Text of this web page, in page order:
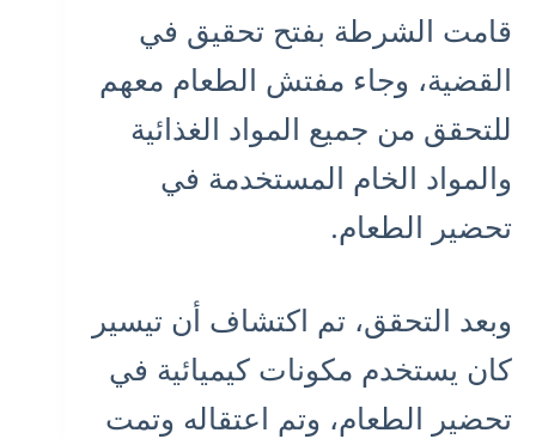
قامت الشرطة بفتح تحقيق في
القضية، وجاء مفتش الطعام معهم
للتحقق من جميع المواد الغذائية
والمواد الخام المستخدمة في
تحضير الطعام.
وبعد التحقق، تم اكتشاف أن تيسير
كان يستخدم مكونات كيميائية في
تحضير الطعام، وتم اعتقاله وتمت